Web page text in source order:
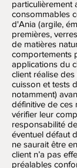
particulièrement
consommables
d'Ania (argile,
premières,
de matières
comportements
applications du
client réalise
cuisson et tests
notamment)
définitive de ces
vérifier leur
responsabilité
éventuel défaut
ne saurait être
client n’a pas
préalables